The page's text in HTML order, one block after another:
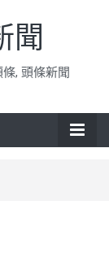
聞
, 頭條新聞